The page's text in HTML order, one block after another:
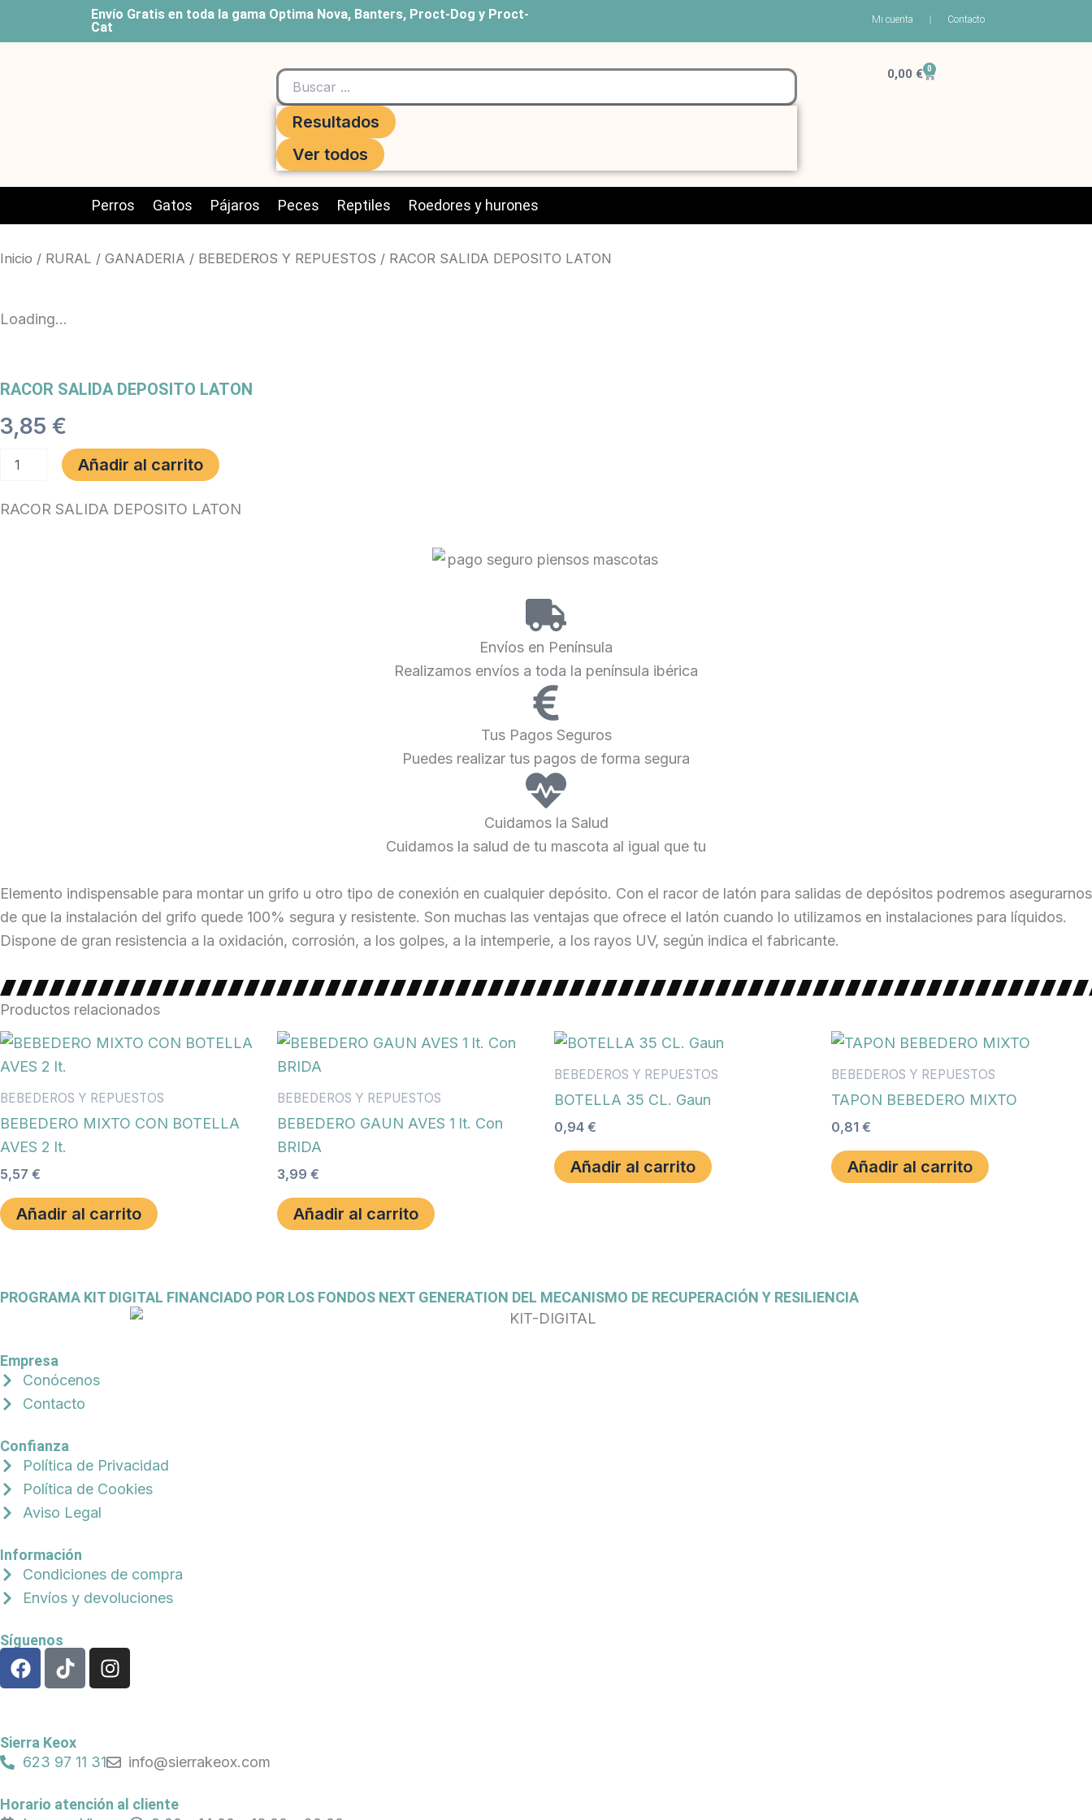
Envío Gratis en toda la gama Optima Nova, Banters, Proct-Dog y Proct-
Cat
Mi cuenta Contacto
Search
Resultados
Ver todos
0,00 € 0
Carrito
Perros Gatos Pájaros Peces Reptiles Roedores y hurones
Inicio / RURAL / GANADERIA / BEBEDEROS Y REPUESTOS / RACOR SALIDA DEPOSITO LATON
Loading...
RACOR SALIDA DEPOSITO LATON
3,85 €
SALIDA
LATON
Añadir al carrito
RACOR SALIDA DEPOSITO LATON
Envíos en Península
Realizamos envíos a toda la península ibérica
Tus Pagos Seguros
Puedes realizar tus pagos de forma segura
Cuidamos la Salud
Cuidamos la salud de tu mascota al igual que tu
Elemento indispensable para montar un grifo u otro tipo de conexión en cualquier depósito. Con el racor de latón para salidas de depósitos podremos asegurarnos
de que la instalación del grifo quede 100% segura y resistente. Son muchas las ventajas que ofrece el latón cuando lo utilizamos en instalaciones para líquidos.
Dispone de gran resistencia a la oxidación, corrosión, a los golpes, a la intemperie, a los rayos UV, según indica el fabricante.
Productos relacionados
BEBEDEROS Y REPUESTOS
BEBEDERO MIXTO CON BOTELLA
AVES 2 lt.
5,57 €
Añadir al carrito
BEBEDEROS Y REPUESTOS
BEBEDERO GAUN AVES 1 lt. Con
BRIDA
3,99 €
Añadir al carrito
BEBEDEROS Y REPUESTOS
BOTELLA 35 CL. Gaun
0,94 €
Añadir al carrito
BEBEDEROS Y REPUESTOS
TAPON BEBEDERO MIXTO
0,81 €
Añadir al carrito
PROGRAMA KIT DIGITAL FINANCIADO POR LOS FONDOS NEXT GENERATION DEL MECANISMO DE RECUPERACIÓN Y RESILIENCIA
Empresa
Conócenos
Contacto
Confianza
Política de Privacidad
Política de Cookies
Aviso Legal
Información
Condiciones de compra
Envíos y devoluciones
Síguenos
F
a
b
o
k
T
i
o
k
I
n
g
a
Sierra Keox
623 97 11 31
info@sierrakeox.com
Horario atención al cliente